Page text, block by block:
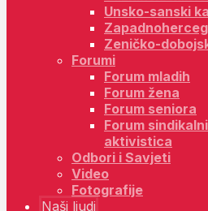
Unsko-sanski
Zeničko-
Forumi
Forum mladih
Forum žena
Forum seniora
Forum
aktivistica
Odbori i Savjeti
Video
Fotografije
Naši ljudi